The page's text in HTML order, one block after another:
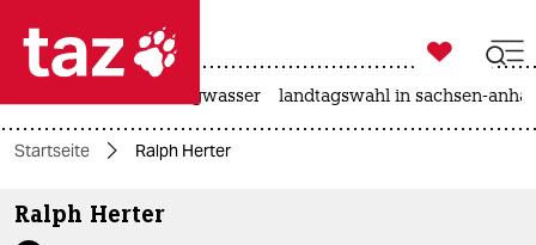
 taz zahl ich
taz zahl ich
themen

taz zahl ich
niedrigwasser landtagswahl in sachsen-
Startseite Ralph Herter
Ralph Herter